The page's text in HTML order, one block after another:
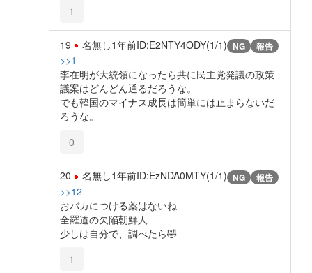
1
19 名無し1年前ID:E2NTY4ODY(1/1) NG 報告
>>1
李在明が大統領になったら共に民主党発議の政策
議案はどんどん通るだろうな。
でも韓国のマイナス成長は簡単には止まらないだ
ろうな。
0
20 名無し1年前ID:EzNDA0MTY(1/1) NG 報告
>>12
おバカにつける薬はないね
全羅道の欠陥朝鮮人
少しは自分で、調べたら🤣
1